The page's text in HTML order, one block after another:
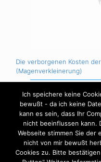
Die verborgenen Kosten
(Magenverkleinerung)
Mehr erfahren
Ich speichere keine
bewußt - da ich keine
kann es sein, dass Ihr
nicht beeinflussen kann.
Webseite stimmen Sie der
nicht von mir bewußt
Cookies zu. Bitte